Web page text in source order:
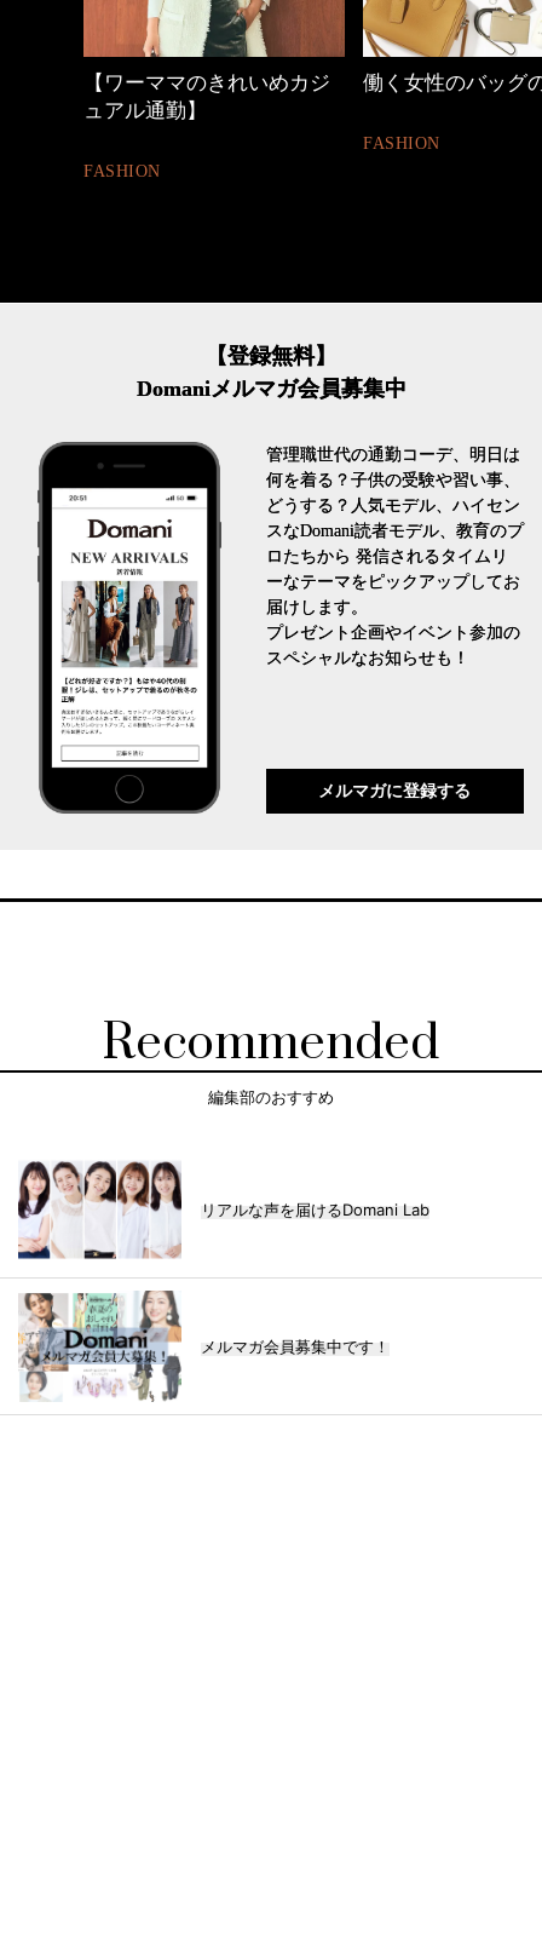
【ワーママのきれいめカジ
ュアル通勤】
FASHION
働く女性のバッグ
FASHION
【登録無料】
Domaniメルマガ会員募集中
管理職世代の通勤コーデ、明日は
何を着る？子供の受験や習い事、
どうする？人気モデル、ハイセン
スなDomani読者モデル、教育のプ
ロたちから 発信されるタイムリ
ーなテーマをピックアップしてお
届けします。
プレゼント企画やイベント参加の
スペシャルなお知らせも！
メルマガに登録する
Recommended
編集部のおすすめ
リアルな声を届けるDomani Lab
メルマガ会員募集中です！